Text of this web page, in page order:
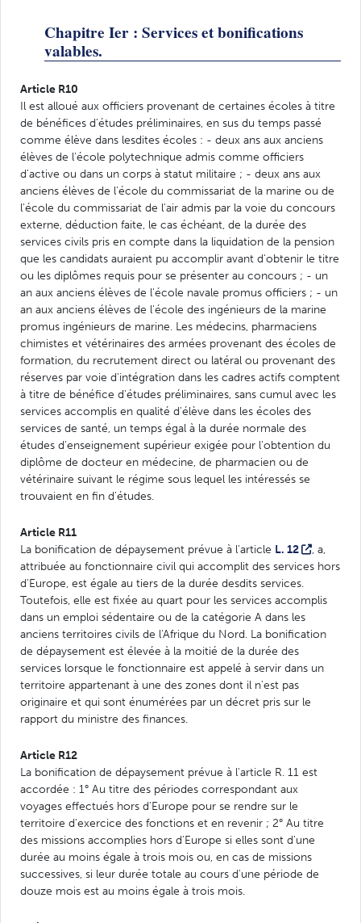
Chapitre Ier : Services et bonifications
valables.
Article R10
Il est alloué aux officiers provenant de certaines écoles à titre
de bénéfices d'études préliminaires, en sus du temps passé
comme élève dans lesdites écoles : - deux ans aux anciens
élèves de l'école polytechnique admis comme officiers
d'active ou dans un corps à statut militaire ; - deux ans aux
anciens élèves de l'école du commissariat de la marine ou de
l'école du commissariat de l'air admis par la voie du concours
externe, déduction faite, le cas échéant, de la durée des
services civils pris en compte dans la liquidation de la pension
que les candidats auraient pu accomplir avant d'obtenir le titre
ou les diplômes requis pour se présenter au concours ; - un
an aux anciens élèves de l'école navale promus officiers ; - un
an aux anciens élèves de l'école des ingénieurs de la marine
promus ingénieurs de marine. Les médecins, pharmaciens
chimistes et vétérinaires des armées provenant des écoles de
formation, du recrutement direct ou latéral ou provenant des
réserves par voie d'intégration dans les cadres actifs comptent
à titre de bénéfice d'études préliminaires, sans cumul avec les
services accomplis en qualité d'élève dans les écoles des
services de santé, un temps égal à la durée normale des
études d'enseignement supérieur exigée pour l'obtention du
diplôme de docteur en médecine, de pharmacien ou de
vétérinaire suivant le régime sous lequel les intéressés se
trouvaient en fin d'études.
Article R11
La bonification de dépaysement prévue à l'article L. 12
, a,
attribuée au fonctionnaire civil qui accomplit des services hors
d'Europe, est égale au tiers de la durée desdits services.
Toutefois, elle est fixée au quart pour les services accomplis
dans un emploi sédentaire ou de la catégorie A dans les
anciens territoires civils de l'Afrique du Nord. La bonification
de dépaysement est élevée à la moitié de la durée des
services lorsque le fonctionnaire est appelé à servir dans un
territoire appartenant à une des zones dont il n'est pas
originaire et qui sont énumérées par un décret pris sur le
rapport du ministre des finances.
Article R12
La bonification de dépaysement prévue à l'article R. 11 est
accordée : 1° Au titre des périodes correspondant aux
voyages effectués hors d'Europe pour se rendre sur le
territoire d'exercice des fonctions et en revenir ; 2° Au titre
des missions accomplies hors d'Europe si elles sont d'une
durée au moins égale à trois mois ou, en cas de missions
successives, si leur durée totale au cours d'une période de
douze mois est au moins égale à trois mois.